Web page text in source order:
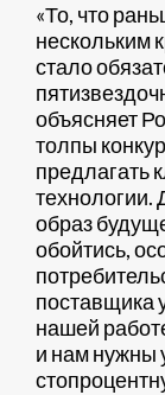
«То, что
нескольким
стало
объясняет
толпы
предлагать
технологии.
образ
обойтись,
поставщика
нашей
и нам нужны